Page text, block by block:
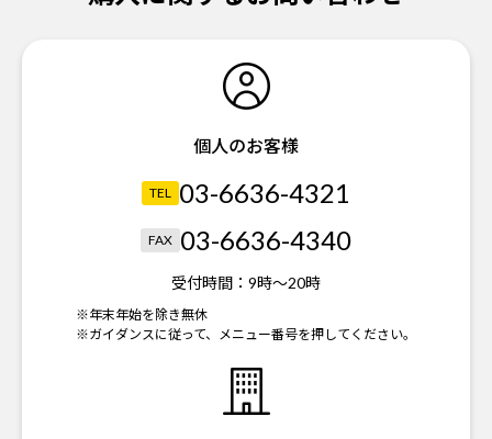
個人のお客様
TEL 03-6636-4321
FAX 03-6636-4340
受付時間： 9時～20時
※年末年始を除き無休
※ガイダンスに従って、メニュー番号を押してください。